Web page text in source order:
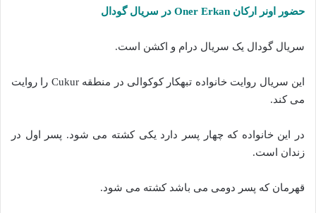
حضور اونر ارکان Oner Erkan در سریال گودال
سریال گودال یک سریال درام و اکشن است.
این سریال روایت خانواده تبهکار کوکوالی در منطقه Cukur را روایت
می کند.
در این خانواده که چهار پسر دارد یکی کشته می شود. پسر اول در
زندان است.
قهرمان که پسر دومی می باشد کشته می شود.